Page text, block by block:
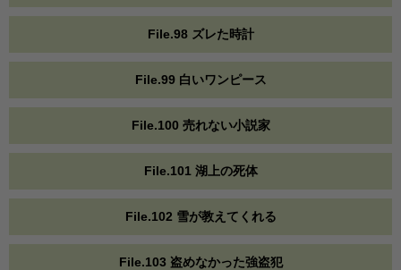
File.98 ズレた時計
File.99 白いワンピース
File.100 売れない小説家
File.101 湖上の死体
File.102 雪が教えてくれる
File.103 盗めなかった強盗犯